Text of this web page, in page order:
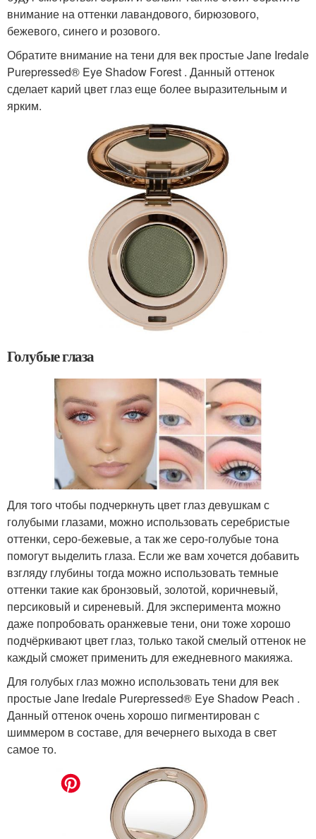
внимание на оттенки лавандового, бирюзового,
бежевого, синего и розового.
Обратите внимание на тени для век простые Jane Iredale
Purepressed® Eye Shadow Forest . Данный оттенок
сделает карий цвет глаз еще более выразительным и
ярким.
Голубые глаза
Для того чтобы подчеркнуть цвет глаз девушкам с
голубыми глазами, можно использовать серебристые
оттенки, серо-бежевые, а так же серо-голубые тона
помогут выделить глаза. Если же вам хочется добавить
взгляду глубины тогда можно использовать темные
оттенки такие как бронзовый, золотой, коричневый,
персиковый и сиреневый. Для эксперимента можно
даже попробовать оранжевые тени, они тоже хорошо
подчёркивают цвет глаз, только такой смелый оттенок не
каждый сможет применить для ежедневного макияжа.
Для голубых глаз можно использовать тени для век
простые Jane Iredale Purepressed® Eye Shadow Peach .
Данный оттенок очень хорошо пигментирован с
шиммером в составе, для вечернего выхода в свет
самое то.